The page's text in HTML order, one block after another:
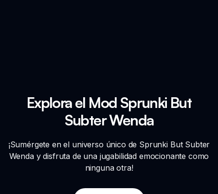
Explora el Mod Sprunki But
Subter Wenda
¡Sumérgete en el universo único de Sprunki But Subter
Wenda y disfruta de una jugabilidad emocionante como
ninguna otra!